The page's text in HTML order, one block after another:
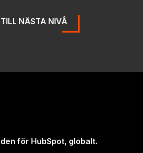
NÄSTA NIVÅ
för HubSpot, globalt.